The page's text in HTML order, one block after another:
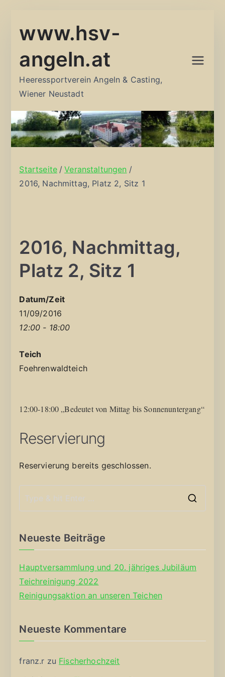
Inhalt
www.hsv-
angeln.at
Heeressportverein Angeln & Casting,
Wiener Neustadt
Startseite
Veranstaltungen
2016, Nachmittag, Platz 2, Sitz 1
2016, Nachmittag,
Platz 2, Sitz 1
Datum/Zeit
11/09/2016
12:00 - 18:00
Teich
Foehrenwaldteich
12:00-18:00 „Bedeutet von Mittag bis Sonnenuntergang“
Reservierung
Reservierung bereits geschlossen.
Neueste Beiträge
Hauptversammlung und 20. jähriges Jubiläum
Teichreinigung 2022
Reinigungsaktion an unseren Teichen
Neueste Kommentare
franz.r zu Fischerhochzeit